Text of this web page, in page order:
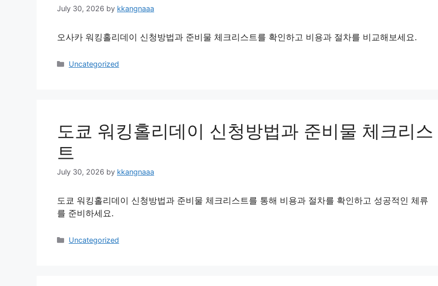
July 30, 2026 by kkangnaaa
오사카 워킹홀리데이 신청방법과 준비물 체크리스트를 확인하고 비용과 절차를 비교해보세요.
Categories
Uncategorized
도쿄 워킹홀리데이 신청방법과 준비물 체크리스
트
July 30, 2026 by kkangnaaa
도쿄 워킹홀리데이 신청방법과 준비물 체크리스트를 통해 비용과 절차를 확인하고 성공적인 체류
를 준비하세요.
Categories
Uncategorized